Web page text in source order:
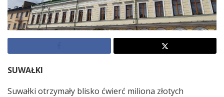
SUWAŁKI
Suwałki otrzymały blisko ćwierć miliona złotych